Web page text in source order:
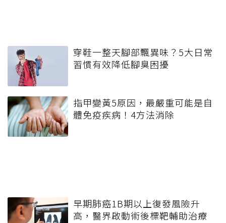
穿鞋一整天腳部飄異味？5大日常
習慣有效降低腳臭困擾
指甲變黃5原因，最嚴重可能是自
體免疫疾病！4方法消除
早期肺癌1B期以上復發風險升
高，醫界啟動術後標靶輔助治療